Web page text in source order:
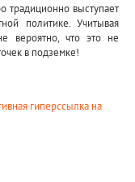
традиционно выступает
политике. Учитывая
вероятно, что это не
в подземке!
гиперссылка на